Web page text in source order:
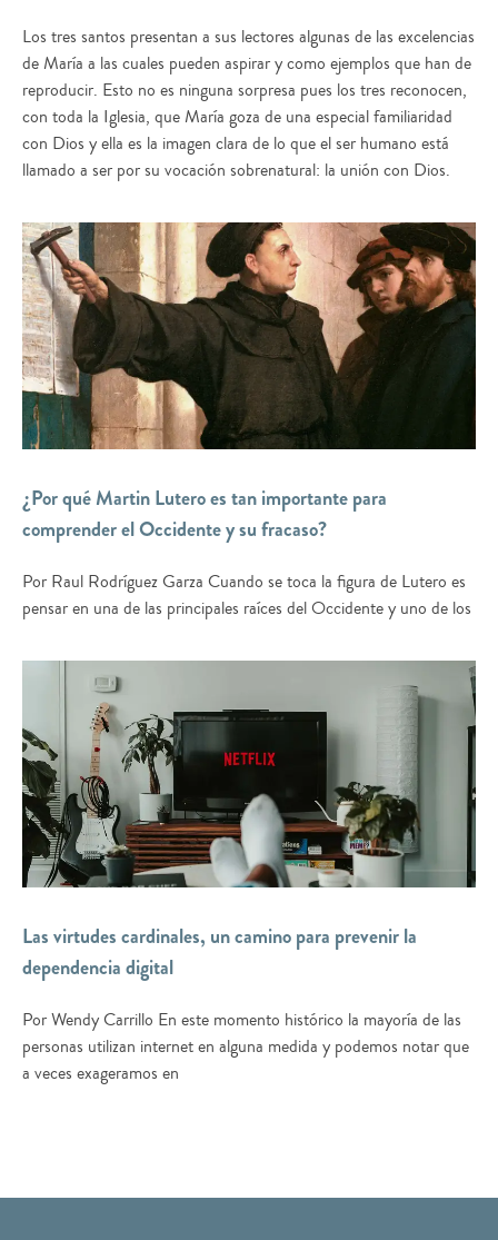
Los tres santos presentan a sus lectores algunas de las excelencias
de María a las cuales pueden aspirar y como ejemplos que han de
reproducir. Esto no es ninguna sorpresa pues los tres reconocen,
con toda la Iglesia, que María goza de una especial familiaridad
con Dios y ella es la imagen clara de lo que el ser humano está
llamado a ser por su vocación sobrenatural: la unión con Dios.
¿Por qué Martin Lutero es tan importante para
comprender el Occidente y su fracaso?
Por Raul Rodríguez Garza Cuando se toca la figura de Lutero es
pensar en una de las principales raíces del Occidente y uno de los
Las virtudes cardinales, un camino para prevenir la
dependencia digital
Por Wendy Carrillo En este momento histórico la mayoría de las
personas utilizan internet en alguna medida y podemos notar que
a veces exageramos en